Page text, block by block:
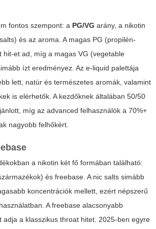
fontos szempont: a PG/VG arány, a nikotin
és az aroma. A magas PG (propilén-
hit-et ad, míg a magas VG (vegetable
ízt eredményez. Az e-liquid palettája
lett, natúr és természetes aromák, valamint
is elérhetők. A kezdőknek általában 50/50
míg az advanced felhasználók a 70%+
nagyobb felhőkért.
a nikotin két fő formában található:
és freebase. A nic salts simább
koncentrációk mellett, ezért népszerű
A freebase alacsonyabb
adja a klasszikus throat hitet. 2025-ben egyre